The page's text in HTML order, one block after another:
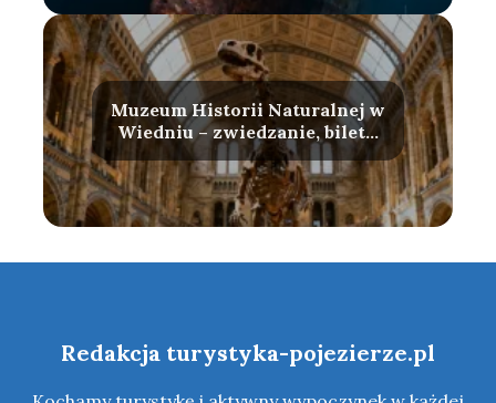
Muzeum Historii Naturalnej w
Wiedniu – zwiedzanie, bilety,
atrakcje
Redakcja turystyka-pojezierze.pl